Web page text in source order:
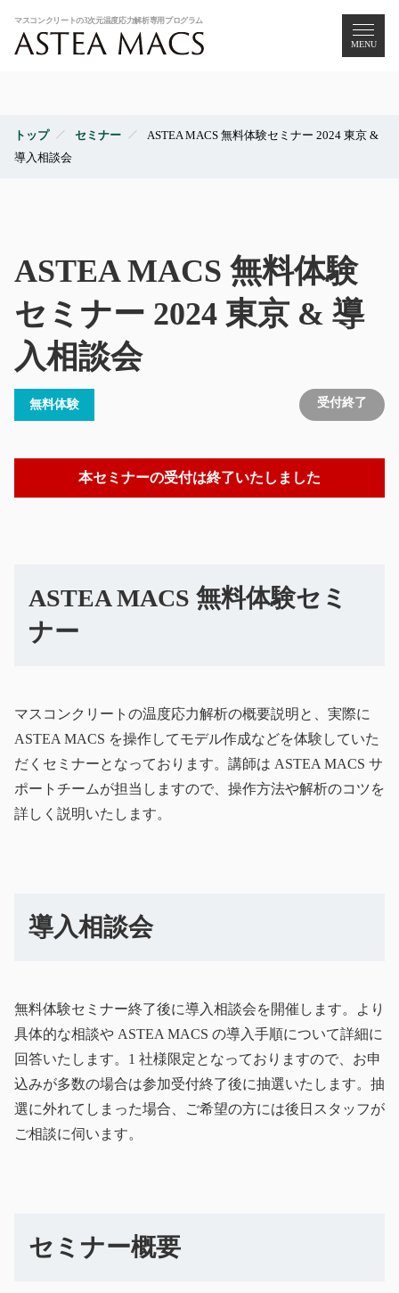
MENU
トップ セミナー
ASTEA MACS 無料体験セミナー 2024 東京 &
導入相談会
ASTEA MACS 無料体験
セミナー 2024 東京 & 導
入相談会
無料体験 受付終了
本セミナーの受付は終了いたしました
ASTEA MACS 無料体験セミ
ナー
マスコンクリートの温度応力解析の概要説明と、実際に
ASTEA MACS を操作してモデル作成などを体験していた
だくセミナーとなっております。講師は ASTEA MACS サ
ポートチームが担当しますので、操作方法や解析のコツを
詳しく説明いたします。
導入相談会
無料体験セミナー終了後に導入相談会を開催します。より
具体的な相談や ASTEA MACS の導入手順について詳細に
回答いたします。1 社様限定となっておりますので、お申
込みが多数の場合は参加受付終了後に抽選いたします。抽
選に外れてしまった場合、ご希望の方には後日スタッフが
ご相談に伺います。
セミナー概要